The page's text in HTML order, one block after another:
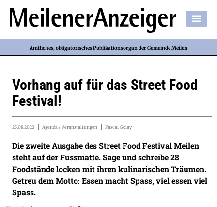
Amtliches, obligatorisches Publikationsorgan der Gemeinde Meilen
Vorhang auf für das Street Food
Festival!
25.08.2022 Agenda / Veranstaltungen Pascal Golay
Die zweite Ausgabe des Street Food Festival Meilen
steht auf der Fussmatte. Sage und schreibe 28
Foodstände locken mit ihren kulinarischen Träumen.
Getreu dem Motto: Essen macht Spass, viel essen viel
Spass.